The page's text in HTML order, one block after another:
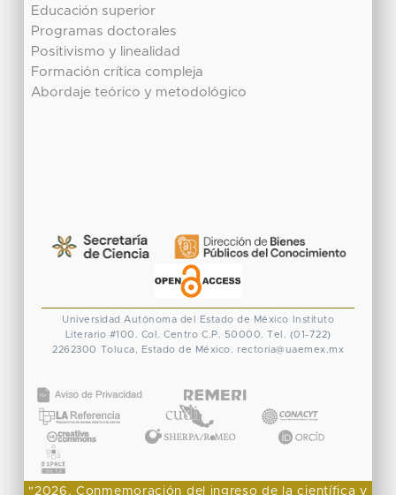
Educación superior
Programas doctorales
Positivismo y linealidad
Formación crítica compleja
Abordaje teórico y metodológico
Universidad Autónoma del Estado de México
Instituto
Literario #100. Col. Centro C.P. 50000. Tel. (01-722)
2262300 Toluca, Estado de México. rectoria@uaemex.mx
"2026, Conmemoración del ingreso de la científica y